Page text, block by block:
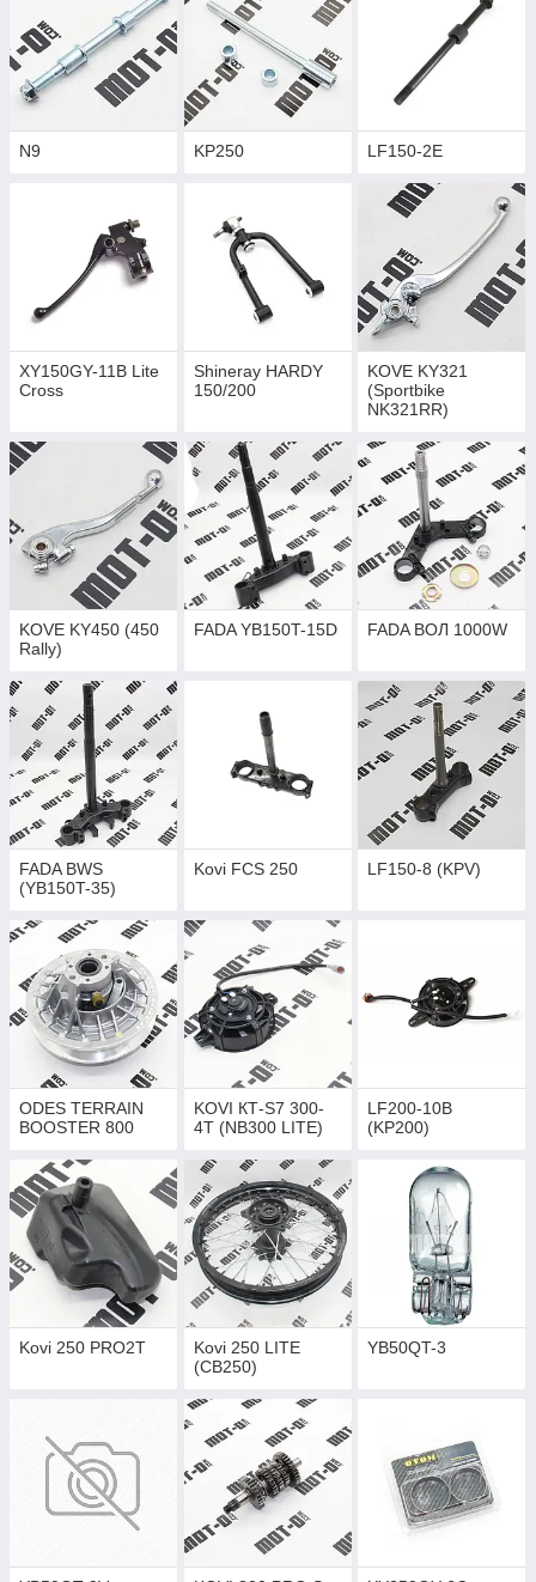
N9 KP250 LF150-2E
XY150GY-11B Lite
Cross
Shineray HARDY
150/200
KOVE KY321
(Sportbike
NK321RR)
KOVE KY450 (450
Rally)
FADA YB150T-15D FADA ВОЛ 1000W
FADA BWS
(YB150T-35)
Kovi FCS 250 LF150-8 (KPV)
ODES TERRAIN
BOOSTER 800
KOVI КТ-S7 300-
4T (NB300 LITE)
LF200-10B
(KP200)
Kovi 250 PRO2T
Kovi 250 LITE
(CB250)
YB50QT-3